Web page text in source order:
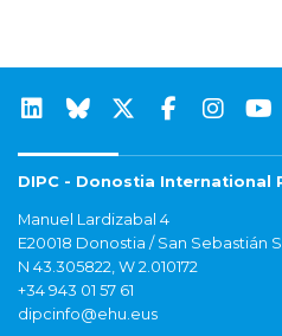
DIPC - Donostia International
Manuel Lardizabal 4
E20018 Donostia / San Sebastián
N 43.305822, W 2.010172
+34 943 01 57 61
dipcinfo@ehu.eus